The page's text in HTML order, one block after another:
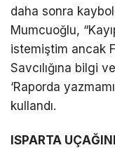
daha sonra
Mumcuoğlu,
istemiştim ancak
Savcılığına bilgi
‘Raporda
kullandı.
ISPARTA